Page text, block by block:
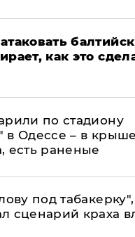
как это
по стадиону
в Одессе – в крыше
есть раненые
под
сценарий краха